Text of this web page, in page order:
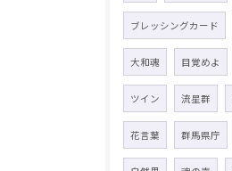
ブレッシングカード
大和魂 目覚めよ
ツイン 流星群
花言葉 群馬県庁